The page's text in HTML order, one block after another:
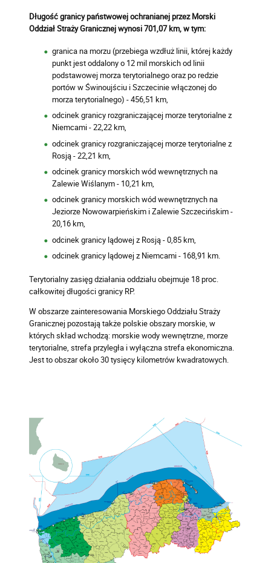
Długość granicy państwowej ochranianej przez Morski
Oddział Straży Granicznej wynosi 701,07 km, w tym:
granica na morzu (przebiega wzdłuż linii, której każdy
punkt jest oddalony o 12 mil morskich od linii
podstawowej morza terytorialnego oraz po redzie
portów w Świnoujściu i Szczecinie włączonej do
morza terytorialnego) - 456,51 km,
odcinek granicy rozgraniczającej morze terytorialne z
Niemcami - 22,22 km,
odcinek granicy rozgraniczającej morze terytorialne z
Rosją - 22,21 km,
odcinek granicy morskich wód wewnętrznych na
Zalewie Wiślanym - 10,21 km,
odcinek granicy morskich wód wewnętrznych na
Jeziorze Nowowarpieńskim i Zalewie Szczecińskim -
20,16 km,
odcinek granicy lądowej z Rosją - 0,85 km,
odcinek granicy lądowej z Niemcami - 168,91 km.
Terytorialny zasięg działania oddziału obejmuje 18 proc.
całkowitej długości granicy RP.
W obszarze zainteresowania Morskiego Oddziału Straży
Granicznej pozostają także polskie obszary morskie, w
których skład wchodzą: morskie wody wewnętrzne, morze
terytorialne, strefa przyległa i wyłączna strefa ekonomiczna.
Jest to obszar około 30 tysięcy kilometrów kwadratowych.